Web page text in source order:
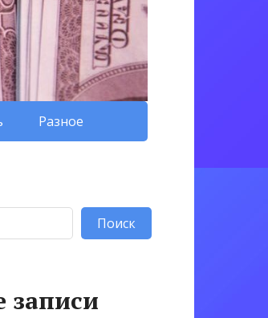
Разное
Поиск
записи